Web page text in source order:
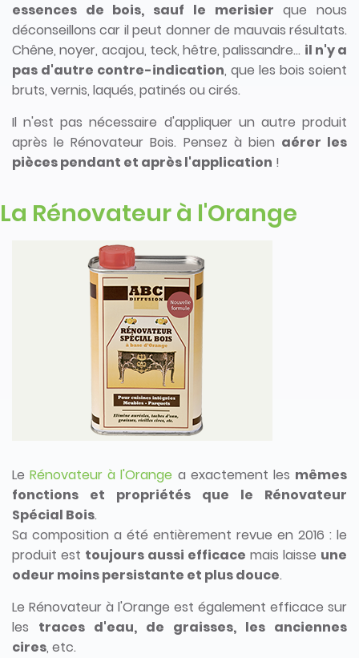
essences de bois, sauf le merisier que nous
déconseillons car il peut donner de mauvais résultats.
Chêne, noyer, acajou, teck, hêtre, palissandre... il n'y a
pas d'autre contre-indication, que les bois soient
bruts, vernis, laqués, patinés ou cirés.
Il n'est pas nécessaire d'appliquer un autre produit
après le Rénovateur Bois. Pensez à bien aérer les
pièces pendant et après l'application !
La Rénovateur à l'Orange
LeRénovateur à l'Orange a exactement les mêmes
fonctions et propriétés que le Rénovateur
Spécial Bois.
Sa composition a été entièrement revue en 2016 : le
produit est toujours aussi efficace mais laisse une
odeur moins persistante et plus douce.
Le Rénovateur à l'Orange est également efficace sur
les traces d'eau, de graisses, les anciennes
cires, etc.